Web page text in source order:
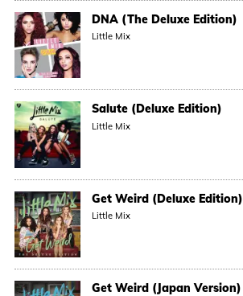
DNA (The Deluxe Edition)
Little Mix
Salute (Deluxe Edition)
Little Mix
Get Weird (Deluxe Edition)
Little Mix
Get Weird (Japan Version)